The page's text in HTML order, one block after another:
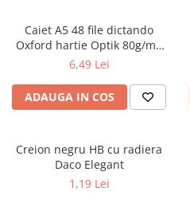
Etichete școlare
Carnete pentru elevi
Lupe și articole educative
Foarfece școlare
Globuri pământești
Umbrele pentru copii
Termosuri
Pahare și sticle pentru scoală
Caiet A5 48 file dictando
Oxford hartie Optik 80g/mp
motiv Touch Trend
6,49 Lei
ADAUGA IN COS
Creion negru HB cu radiera
Daco Elegant
1,19 Lei